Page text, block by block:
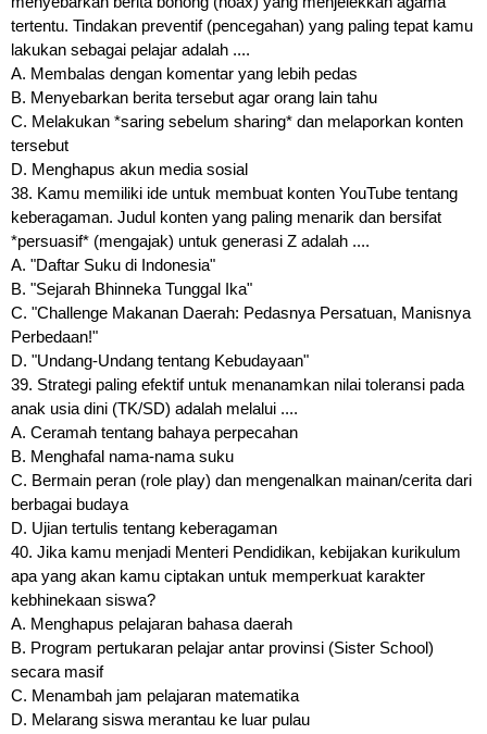
tertentu. Tindakan preventif (pencegahan) yang paling tepat kamu
lakukan sebagai pelajar adalah ....
A. Membalas dengan komentar yang lebih pedas
B. Menyebarkan berita tersebut agar orang lain tahu
C. Melakukan *saring sebelum sharing* dan melaporkan konten
tersebut
D. Menghapus akun media sosial
38. Kamu memiliki ide untuk membuat konten YouTube tentang
keberagaman. Judul konten yang paling menarik dan bersifat
*persuasif* (mengajak) untuk generasi Z adalah ....
A. "Daftar Suku di Indonesia"
B. "Sejarah Bhinneka Tunggal Ika"
C. "Challenge Makanan Daerah: Pedasnya Persatuan, Manisnya
Perbedaan!"
D. "Undang-Undang tentang Kebudayaan"
39. Strategi paling efektif untuk menanamkan nilai toleransi pada
anak usia dini (TK/SD) adalah melalui ....
A. Ceramah tentang bahaya perpecahan
B. Menghafal nama-nama suku
C. Bermain peran (role play) dan mengenalkan mainan/cerita dari
berbagai budaya
D. Ujian tertulis tentang keberagaman
40. Jika kamu menjadi Menteri Pendidikan, kebijakan kurikulum
apa yang akan kamu ciptakan untuk memperkuat karakter
kebhinekaan siswa?
A. Menghapus pelajaran bahasa daerah
B. Program pertukaran pelajar antar provinsi (Sister School)
secara masif
C. Menambah jam pelajaran matematika
D. Melarang siswa merantau ke luar pulau